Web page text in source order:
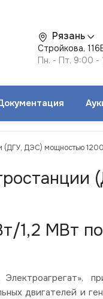
Рязань
Стройкова,
Пн. - Пт. 9:00 -
(ДГУ, ДЭС) мощностью
1,2 МВт
двигателей и